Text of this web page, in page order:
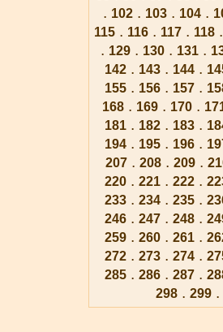
. 102 . 103 . 104 .
115 . 116 . 117 . 118
. 129 . 130 . 131 .
142 . 143 . 144 .
155 . 156 . 157 .
168 . 169 . 170 .
181 . 182 . 183 .
194 . 195 . 196 .
207 . 208 . 209 .
220 .221 .222 .
233 .234 .235 .
246 .247 .248 .
259 .260 .261 .
272 .273 .274 .
285 .286 .287 .
298 .299